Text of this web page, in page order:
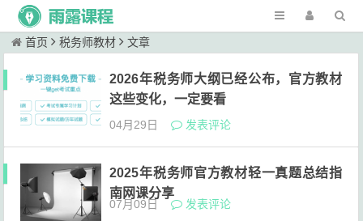
首页 税务师教材 文章
2026年税务师大纲已经公布，官方教材
这些变化，一定要看
04月29日 发表评论
2025年税务师官方教材轻一真题总结指
南网课分享
07月09日 发表评论